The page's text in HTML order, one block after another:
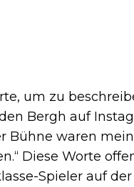
um zu
Bergh auf
Bühne waren
Diese Worte
Spieler auf